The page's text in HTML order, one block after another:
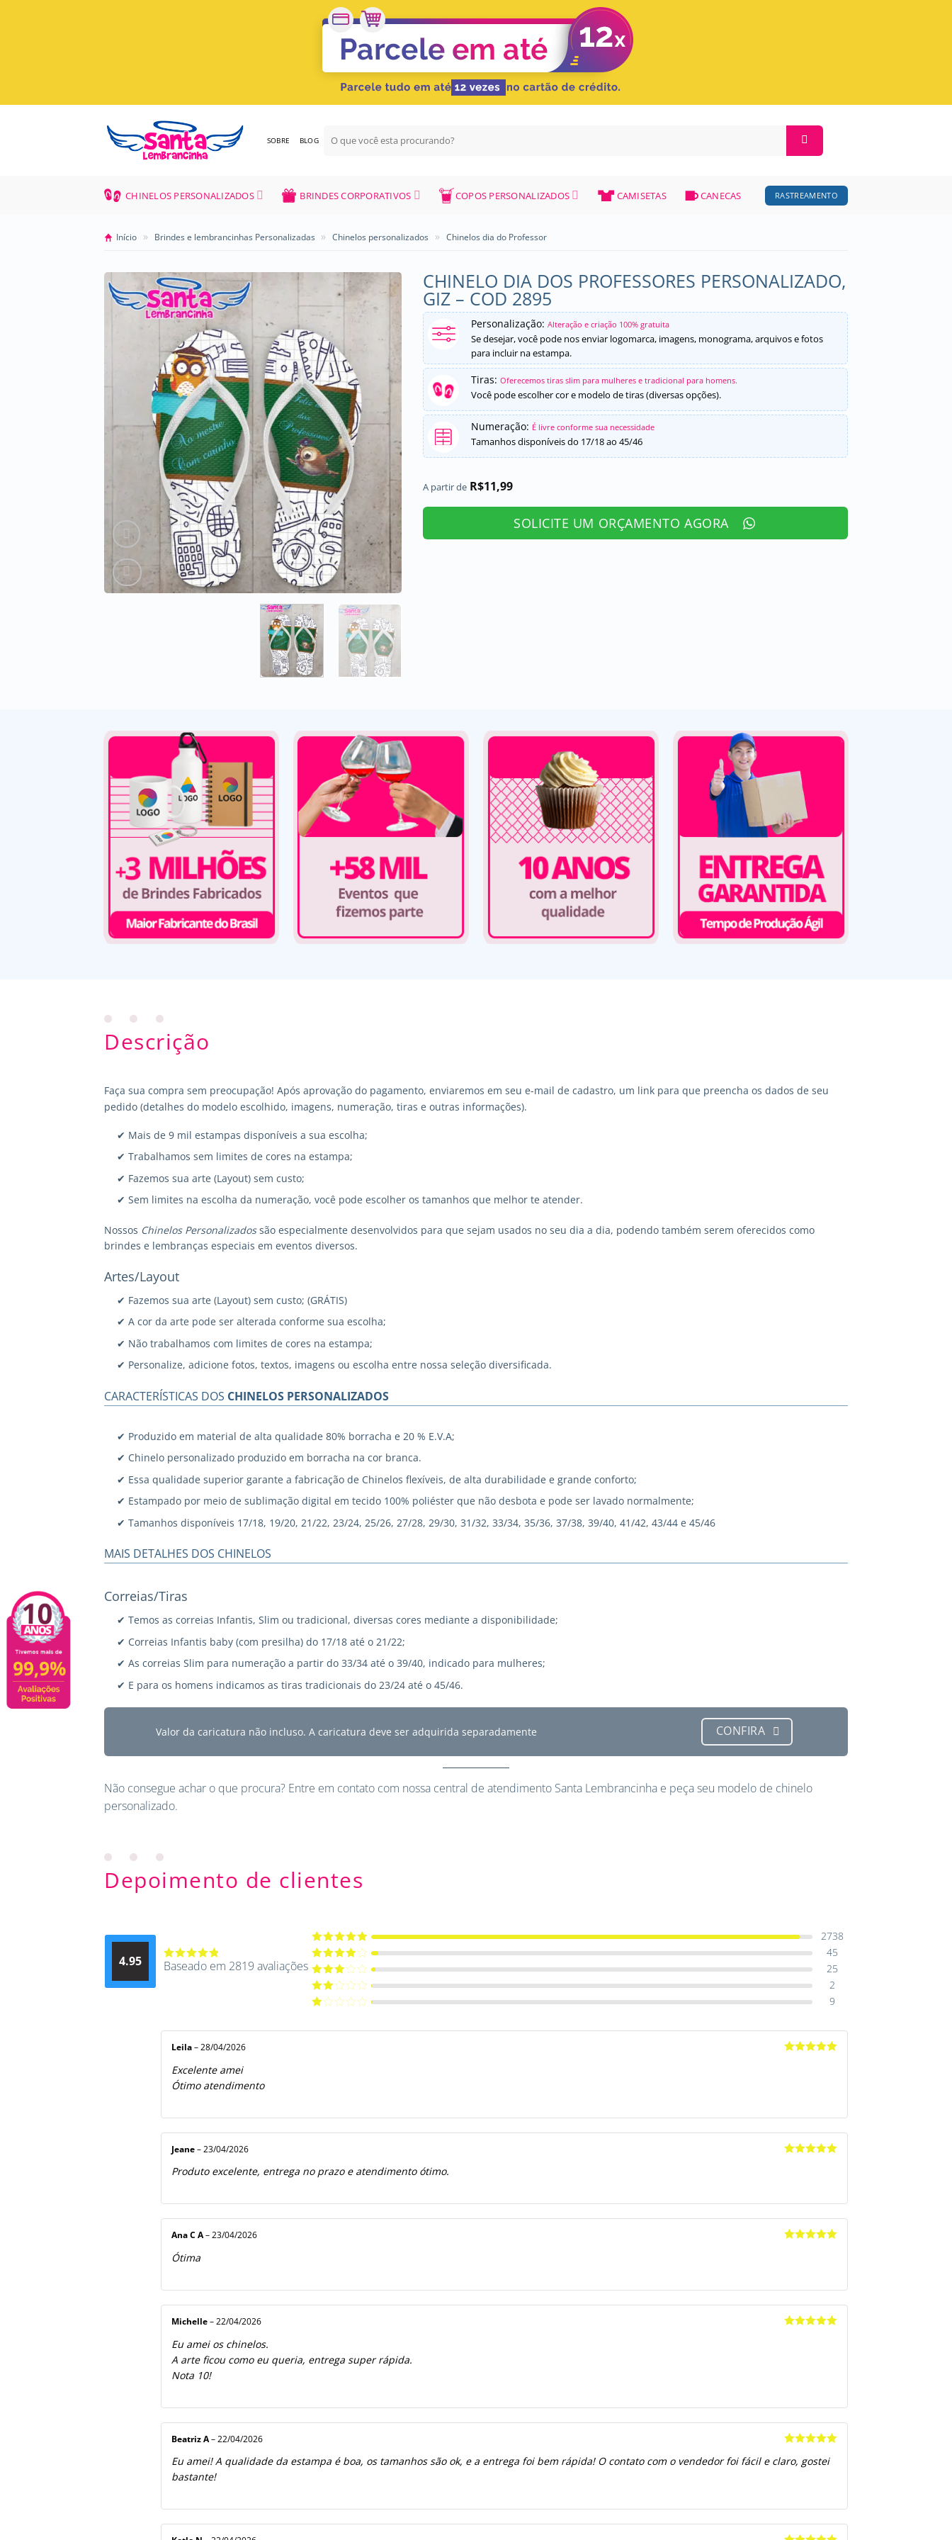
SOBRE BLOG
por:
CHINELOS PERSONALIZADOS BRINDES CORPORATIVOS COPOS PERSONALIZADOS CAMISETAS CANECAS RASTREAMENTO
Início » Brindes e lembrancinhas Personalizadas » Chinelos personalizados » Chinelos dia do Professor
CHINELO DIA DOS PROFESSORES PERSONALIZADO,
GIZ – COD 2895
Personalização: Alteração e criação 100% gratuita
Se desejar, você pode nos enviar logomarca, imagens, monograma, arquivos e fotos
para incluir na estampa.
Tiras: Oferecemos tiras slim para mulheres e tradicional para homens.
Você pode escolher cor e modelo de tiras (diversas opções).
Numeração: É livre conforme sua necessidade
Tamanhos disponíveis do 17/18 ao 45/46
A partir de R$11,99
SOLICITE UM ORÇAMENTO AGORA
Descrição
Faça sua compra sem preocupação! Após aprovação do pagamento, enviaremos em seu e-mail de cadastro, um link para que preencha os dados de seu
pedido (detalhes do modelo escolhido, imagens, numeração, tiras e outras informações).
✔ Mais de 9 mil estampas disponíveis a sua escolha;
✔ Trabalhamos sem limites de cores na estampa;
✔ Fazemos sua arte (Layout) sem custo;
✔ Sem limites na escolha da numeração, você pode escolher os tamanhos que melhor te atender.
Nossos Chinelos Personalizadossão especialmente desenvolvidos para que sejam usados no seu dia a dia, podendo também serem oferecidos como
brindes e lembranças especiais em eventos diversos.
Artes/Layout
✔ Fazemos sua arte (Layout) sem custo; (GRÁTIS)
✔ A cor da arte pode ser alterada conforme sua escolha;
✔ Não trabalhamos com limites de cores na estampa;
✔ Personalize, adicione fotos, textos, imagens ou escolha entre nossa seleção diversificada.
CARACTERÍSTICAS DOS CHINELOS PERSONALIZADOS
✔ Produzido em material de alta qualidade 80% borracha e 20 % E.V.A;
✔ Chinelo personalizado produzido em borracha na cor branca.
✔ Essa qualidade superior garante a fabricação de Chinelos flexíveis, de alta durabilidade e grande conforto;
✔ Estampado por meio de sublimação digital em tecido 100% poliéster que não desbota e pode ser lavado normalmente;
✔ Tamanhos disponíveis 17/18, 19/20, 21/22, 23/24, 25/26, 27/28, 29/30, 31/32, 33/34, 35/36, 37/38, 39/40, 41/42, 43/44 e 45/46
MAIS DETALHES DOS CHINELOS
Correias/Tiras
✔ Temos as correias Infantis, Slim ou tradicional, diversas cores mediante a disponibilidade;
✔ Correias Infantis baby (com presilha) do 17/18 até o 21/22;
✔ As correias Slim para numeração a partir do 33/34 até o 39/40, indicado para mulheres;
✔ E para os homens indicamos as tiras tradicionais do 23/24 até o 45/46.
Valor da caricatura não incluso. A caricatura deve ser adquirida separadamente CONFIRA
Não consegue achar o que procura? Entre em contato com nossa central de atendimento Santa Lembrancinha e peça seu modelo de chinelo
personalizado.
Depoimento de clientes
4.95
Avaliação
Baseado em 2819 avaliações
Avaliação5
2738
Avaliação
45
Avaliação
25
Avaliação
2
9
Leila – 28/04/2026
Excelente amei
Ótimo atendimento
Jeane – 23/04/2026
Produto excelente, entrega no prazo e atendimento ótimo.
Ana C A– 23/04/2026
Ótima
Michelle – 22/04/2026
Eu amei os chinelos.
A arte ficou como eu queria, entrega super rápida.
Nota 10!
de 5
Beatriz A – 22/04/2026
Eu amei! A qualidade da estampa é boa, os tamanhos são ok, e a entrega foi bem rápida! O contato com o vendedor foi fácil e claro, gostei
bastante!